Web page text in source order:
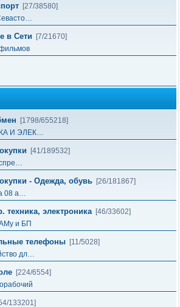
[27/38580]
в Cети
[7/21670]
[1798/655218]
И ЭЛЕК…
[41/189532]
- Одежда, обувь [26/181867]
08 а…
электроника [46/33602]
и БП
телефоны [11/5028]
дл…
[224/6554]
133201]